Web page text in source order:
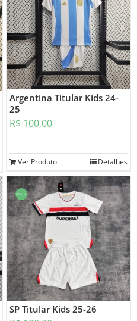
Argentina Titular Kids 24-
25
R$ 100,00
Ver Produto Detalhes
Oferta!
SP Titular Kids 25-26